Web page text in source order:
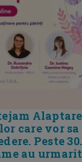
care vor
Peste
au